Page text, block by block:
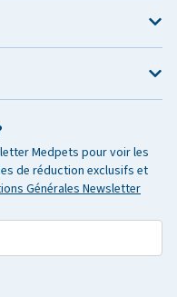
Medpets pour voir les
de réduction exclusifs et
Générales Newsletter